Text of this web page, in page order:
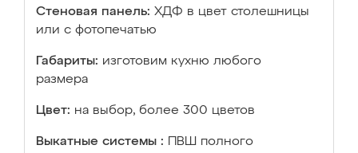
Стеновая панель: ХДФ в цвет столешницы
или с фотопечатью
Габариты: изготовим кухню любого
размера
Цвет: на выбор, более 300 цветов
Выкатные системы :
ПВШ полного